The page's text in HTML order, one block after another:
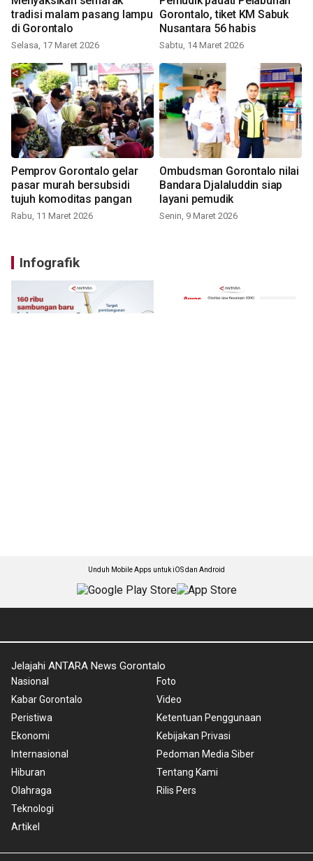
tradisi malam pasang lampu
di Gorontalo
Selasa, 17 Maret 2026
Gorontalo, tiket KM Sabuk
Nusantara 56 habis
Sabtu, 14 Maret 2026
Pemprov Gorontalo gelar
pasar murah bersubsidi
tujuh komoditas pangan
Rabu, 11 Maret 2026
Ombudsman Gorontalo nilai
Bandara Djalaluddin siap
layani pemudik
Senin, 9 Maret 2026
Infografik
Unduh Mobile Apps untuk iOS dan Android
Jelajahi ANTARA News Gorontalo
Nasional
Kabar Gorontalo
Peristiwa
Ekonomi
Internasional
Hiburan
Olahraga
Teknologi
Artikel
Foto
Video
Ketentuan Penggunaan
Kebijakan Privasi
Pedoman Media Siber
Tentang Kami
Rilis Pers